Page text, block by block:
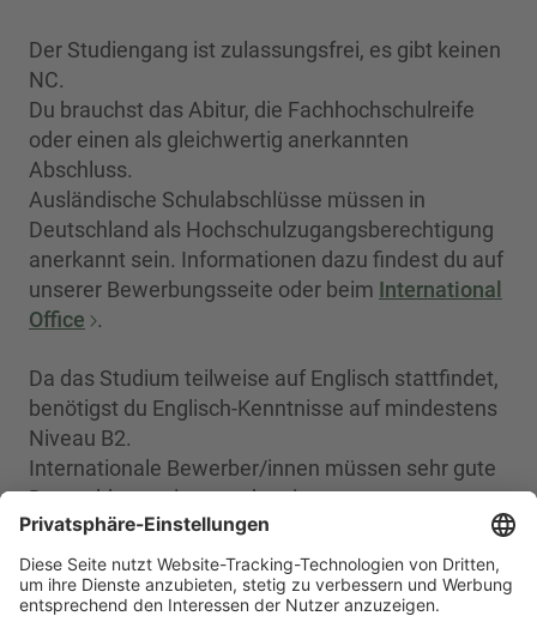
Der Studiengang ist zulassungsfrei, es gibt keinen
NC.
Du brauchst das Abitur, die Fachhochschulreife
oder einen als gleichwertig anerkannten
Abschluss.
Ausländische Schulabschlüsse müssen in
Deutschland als Hochschulzugangsberechtigung
anerkannt sein. Informationen dazu findest du auf
unserer Bewerbungsseite oder beim International
Office .
Da das Studium teilweise auf Englisch stattfindet,
benötigst du Englisch-Kenntnisse auf mindestens
Niveau B2.
Internationale Bewerber/innen müssen sehr gute
Deutschkenntnisse nachweisen.